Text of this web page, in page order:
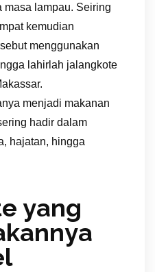
masa lampau. Seiring
kemudian
menggunakan
lahirlah jalangkote
menjadi makanan
hadir dalam
hajatan, hingga
yang